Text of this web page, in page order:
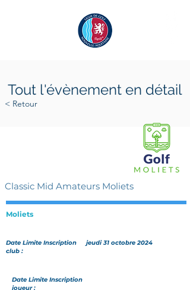
Tout l'évènement en détail
< Retour
Classic Mid Amateurs Moliets
Moliets
Date Limite Inscription
club :
jeudi 31 octobre 2024
Date Limite Inscription
joueur :